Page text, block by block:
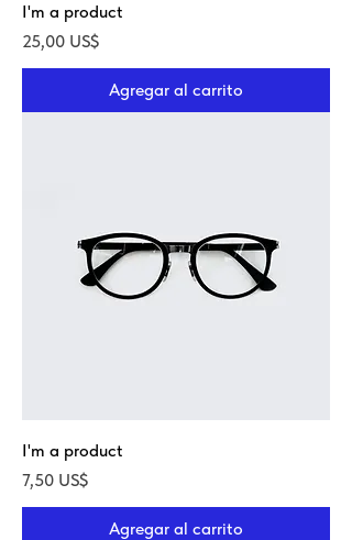
I'm a product
Precio
25,00 US$
Agregar al carrito
I'm a product
Precio
7,50 US$
Agregar al carrito